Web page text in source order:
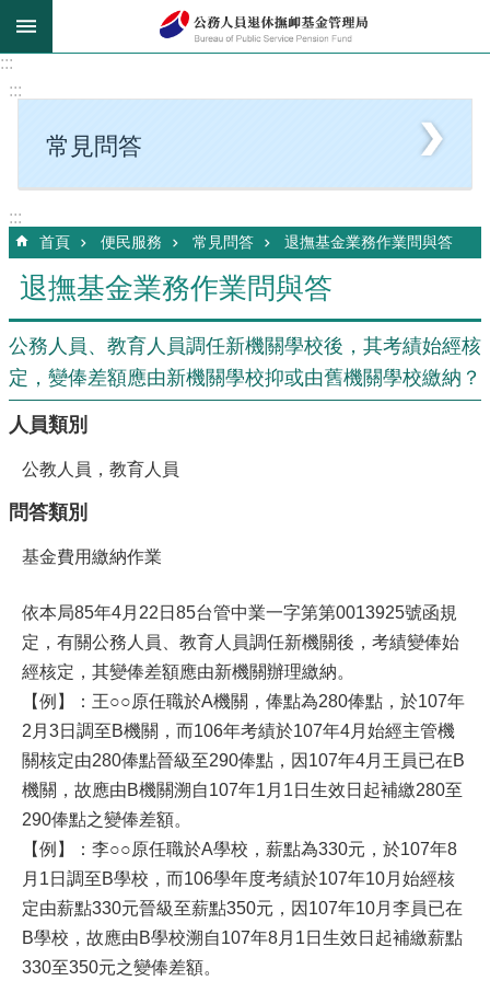
跳到主要內容區塊
:::
:::
常見問答
:::
首頁 便民服務 常見問答 退撫基金業務作業問與答
退撫基金業務作業問與答
公務人員、教育人員調任新機關學校後，其考績始經核
定，變俸差額應由新機關學校抑或由舊機關學校繳納？
人員類別
公教人員，教育人員
問答類別
基金費用繳納作業
依本局85年4月22日85台管中業一字第第0013925號函規
定，有關公務人員、教育人員調任新機關後，考績變俸始
經核定，其變俸差額應由新機關辦理繳納。
【例】：王○○原任職於A機關，俸點為280俸點，於107年
2月3日調至B機關，而106年考績於107年4月始經主管機
關核定由280俸點晉級至290俸點，因107年4月王員已在B
機關，故應由B機關溯自107年1月1日生效日起補繳280至
290俸點之變俸差額。
【例】：李○○原任職於A學校，薪點為330元，於107年8
月1日調至B學校，而106學年度考績於107年10月始經核
定由薪點330元晉級至薪點350元，因107年10月李員已在
B學校，故應由B學校溯自107年8月1日生效日起補繳薪點
330至350元之變俸差額。